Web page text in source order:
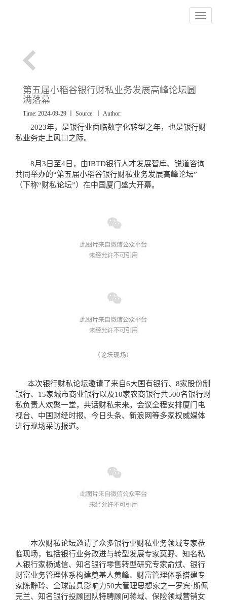
Toggle
第五届小稻谷银行财私业务发展高峰论坛圆
满落幕
Time: 2024-09-29 丨 Source: 丨 Author:
2023年，是银行业面临数字化转型之年，也是银行财
私业务走上风口之际。
8月3日至4日，由IBTD银行人才发展智库、锐道咨询
共同举办的“第五届小稻谷银行财私业务发展高峰论坛”
（下称“财私论坛”）在中国厦门盛大开幕。
（论坛现场）
本次银行财私论坛邀请了来自6大国有银行、8家股份制
银行、15家城市商业银行以及10家农商银行共500名银行财
私负责人欢聚一堂，共话财私未来。会议全程安排厦门电
视台、中国财经时报、今日头条、新浪网等多家权威媒体
进行现场采访报道。
本次财私论坛邀请了众多银行业财私业务领域专家莅
临现场，包括银行业务改进与转型发展专家莫野、知名私
人银行家杨诚信、知名银行零售转型研究专家俞斌、银行
财富业务管理体系构建奠基人黄峰、财富管理体系搭建专
家陈静玲、全球最具影响力50大管理思想家之一罗宾·斯佩
克兰、知名银行投顾团队特聘顾问蒋域、保险领域营销女